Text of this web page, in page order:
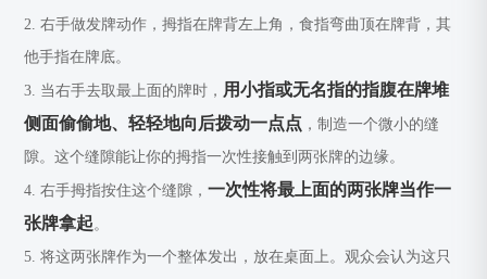
2. 右手做发牌动作，拇指在牌背左上角，食指弯曲顶在牌背，其
他手指在牌底。
3. 当右手去取最上面的牌时， 用小指或无名指的指腹在牌堆
侧面偷偷地、轻轻地向后拨动一点点 ，制造一个微小的缝
隙。这个缝隙能让你的拇指一次性接触到两张牌的边缘。
4. 右手拇指按住这个缝隙，一次性将最上面的两张牌当作一
张牌拿起 。
5. 将这两张牌作为一个整体发出，放在桌面上。观众会认为这只